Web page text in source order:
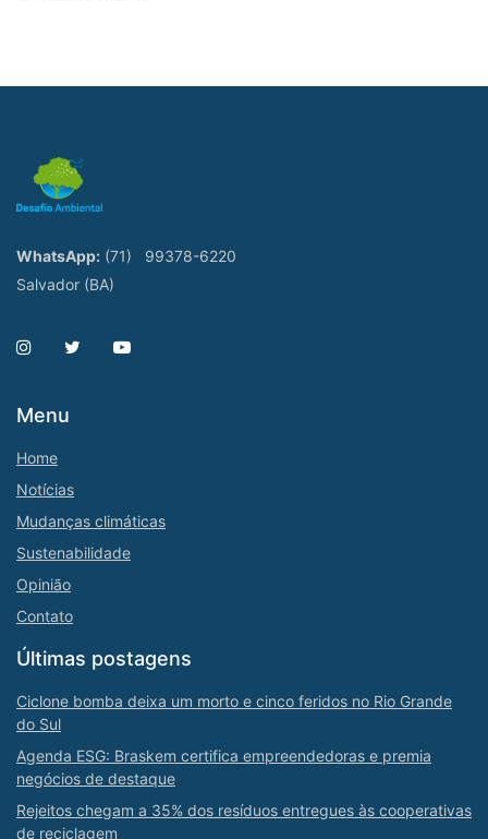
WhatsApp: (71)
99378-6220
Salvador (BA)
Menu
Home
Notícias
Mudanças climáticas
Sustenabilidade
Opinião
Contato
Últimas postagens
Ciclone bomba deixa um morto e cinco feridos no Rio Grande
do Sul
Agenda ESG: Braskem certifica empreendedoras e premia
negócios de destaque
Rejeitos chegam a 35% dos resíduos entregues às cooperativas
de reciclagem